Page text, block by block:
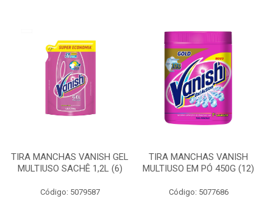
TIRA MANCHAS VANISH GEL
MULTIUSO SACHÊ 1,2L (6)
Código: 5079587
TIRA MANCHAS VANISH
MULTIUSO EM PÓ 450G (12)
Código: 5077686